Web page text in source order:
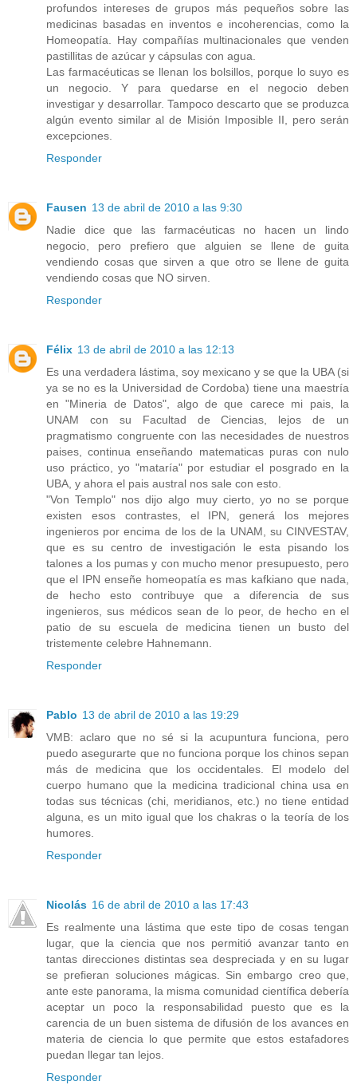
profundos intereses de grupos más pequeños sobre las
medicinas basadas en inventos e incoherencias, como la
Homeopatía. Hay compañías multinacionales que venden
pastillitas de azúcar y cápsulas con agua.
Las farmacéuticas se llenan los bolsillos, porque lo suyo es
un negocio. Y para quedarse en el negocio deben
investigar y desarrollar. Tampoco descarto que se produzca
algún evento similar al de Misión Imposible II, pero serán
excepciones.
Responder
Fausen 13 de abril de 2010 a las 9:30
Nadie dice que las farmacéuticas no hacen un lindo
negocio, pero prefiero que alguien se llene de guita
vendiendo cosas que sirven a que otro se llene de guita
vendiendo cosas que NO sirven.
Responder
Félix 13 de abril de 2010 a las 12:13
Es una verdadera lástima, soy mexicano y se que la UBA (si
ya se no es la Universidad de Cordoba) tiene una maestría
en "Mineria de Datos", algo de que carece mi pais, la
UNAM con su Facultad de Ciencias, lejos de un
pragmatismo congruente con las necesidades de nuestros
paises, continua enseñando matematicas puras con nulo
uso práctico, yo "mataría" por estudiar el posgrado en la
UBA, y ahora el pais austral nos sale con esto.
"Von Templo" nos dijo algo muy cierto, yo no se porque
existen esos contrastes, el IPN, generá los mejores
ingenieros por encima de los de la UNAM, su CINVESTAV,
que es su centro de investigación le esta pisando los
talones a los pumas y con mucho menor presupuesto, pero
que el IPN enseñe homeopatía es mas kafkiano que nada,
de hecho esto contribuye que a diferencia de sus
ingenieros, sus médicos sean de lo peor, de hecho en el
patio de su escuela de medicina tienen un busto del
tristemente celebre Hahnemann.
Responder
Pablo 13 de abril de 2010 a las 19:29
VMB: aclaro que no sé si la acupuntura funciona, pero
puedo asegurarte que no funciona porque los chinos sepan
más de medicina que los occidentales. El modelo del
cuerpo humano que la medicina tradicional china usa en
todas sus técnicas (chi, meridianos, etc.) no tiene entidad
alguna, es un mito igual que los chakras o la teoría de los
humores.
Responder
Nicolás 16 de abril de 2010 a las 17:43
Es realmente una lástima que este tipo de cosas tengan
lugar, que la ciencia que nos permitió avanzar tanto en
tantas direcciones distintas sea despreciada y en su lugar
se prefieran soluciones mágicas. Sin embargo creo que,
ante este panorama, la misma comunidad científica debería
aceptar un poco la responsabilidad puesto que es la
carencia de un buen sistema de difusión de los avances en
materia de ciencia lo que permite que estos estafadores
puedan llegar tan lejos.
Responder